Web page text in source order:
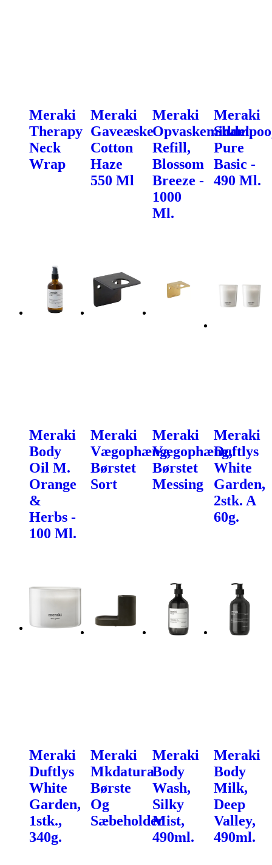
Meraki
Therapy
Neck
Wrap
Meraki
Gaveæske
Cotton
Haze
550 Ml
Meraki
Opvaskemiddel
Refill,
Blossom
Breeze -
1000
Ml.
Meraki
Pure
Basic -
490 Ml.
Meraki
Body
Oil M.
Orange
&
Herbs -
100 Ml.
Meraki
Vægophæng,
Børstet
Sort
Meraki
Vægophæng,
Børstet
Messing
Meraki
Duftlys
White
Garden,
2stk. A
60g.
Meraki
Duftlys
White
Garden,
1stk.,
340g.
Meraki
Mkdatura
Børste
Og
Sæbeholder
Meraki
Body
Wash,
Silky
Mist,
490ml.
Meraki
Body
Milk,
Deep
Valley,
490ml.